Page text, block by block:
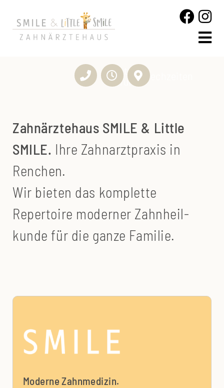
jetzt
anrufenSprechzeiten
Zahn­ärztehaus SMILE & Little
SMILE. Ihre Zahn­arzt­praxis in
Renchen.
Wir bieten das komplette
Repertoire moderner Zahn­heil­
kunde für die ganze Familie.
Moderne Zahnmedizin.